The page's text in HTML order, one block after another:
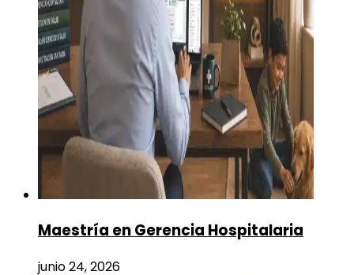
Maestría en Gerencia Hospitalaria
junio 24, 2026